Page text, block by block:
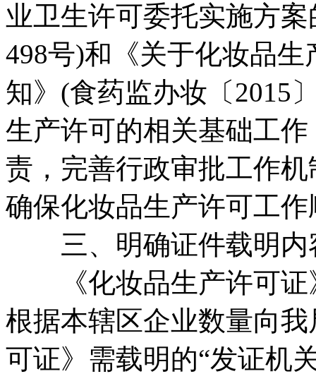
业卫生许可委托实施方
498号)和《关于化妆品
知》(食药监办妆〔2015
生产许可的相关基础工
责，完善行政审批工作
确保化妆品生产许可工
三、明确证件载明内
《化妆品生产许可证
根据本辖区企业数量向
可证》需载明的“发证机